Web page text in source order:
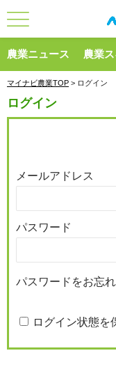
農業ニュース 農業
マイナビ農業TOP > ログイン
ログイン
メールアドレス
パスワード
パスワードをお忘
ログイン状態を